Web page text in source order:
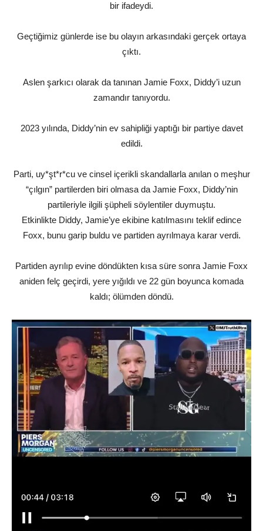
bir ifadeydi.
Geçtiğimiz günlerde ise bu olayın arkasındaki gerçek ortaya
çıktı.
Aslen şarkıcı olarak da tanınan Jamie Foxx, Diddy’i uzun
zamandır tanıyordu.
2023 yılında, Diddy’nin ev sahipliği yaptığı bir partiye davet
edildi.
Parti, uy*şt*r*cu ve cinsel içerikli skandallarla anılan o meşhur
“çılgın” partilerden biri olmasa da Jamie Foxx, Diddy’nin
partileriyle ilgili şüpheli söylentiler duymuştu.
Etkinlikte Diddy, Jamie’ye ekibine katılmasını teklif edince
Foxx, bunu garip buldu ve partiden ayrılmaya karar verdi.
Partiden ayrılıp evine döndükten kısa süre sonra Jamie Foxx
aniden felç geçirdi, yere yığıldı ve 22 gün boyunca komada
kaldı; ölümden döndü.